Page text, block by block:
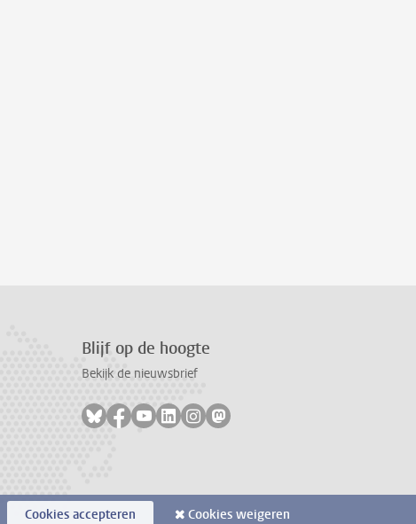
Blijf op de hoogte
Bekijk de nieuwsbrief
Volg ons op bluesky
Volg ons op facebook
Volg ons op youtube
Volg ons op linkedin
Volg ons op instagram
Volg ons op mastodon
Cookies accepteren Cookies weigeren